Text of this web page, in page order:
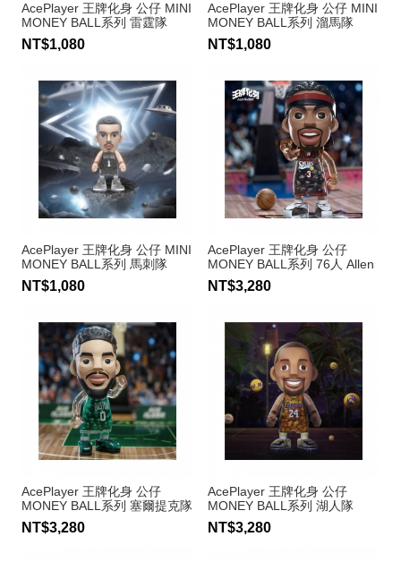
AcePlayer 王牌化身 公仔 MINI
MONEY BALL系列 雷霆隊
Shai Gilgeous-Alexander #2
NT$1,080
AcePlayer 王牌化身 公仔 MINI
MONEY BALL系列 溜馬隊
Tyrese Haliburton #0
NT$1,080
AcePlayer 王牌化身 公仔 MINI
MONEY BALL系列 馬刺隊
Victor Wembanyama #1
NT$1,080
AcePlayer 王牌化身 公仔
MONEY BALL系列 76人 Allen
Iverson #3
NT$3,280
AcePlayer 王牌化身 公仔
MONEY BALL系列 塞爾提克隊
Jayson Tatum #0
NT$3,280
AcePlayer 王牌化身 公仔
MONEY BALL系列 湖人隊
Kobe Bryant #24
NT$3,280